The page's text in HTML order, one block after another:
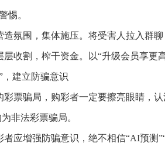
惕。
造氛围，集体施压。将受害人拉入群
层收割，榨干资金。以“升级会员享更
，建立防骗意识
彩票骗局，购彩者一定要擦亮眼睛，
非法彩票骗局。
者应增强防骗意识，绝不相信“AI预测